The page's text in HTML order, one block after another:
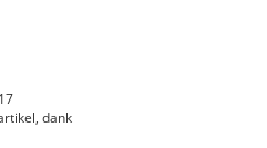
dank